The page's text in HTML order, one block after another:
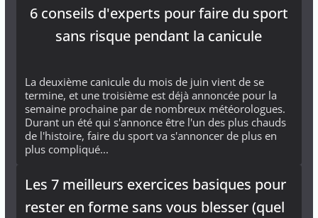
6 conseils d'experts pour faire du sport
sans risque pendant la canicule
La deuxième canicule du mois de juin vient de se
termine, et une troisième est déjà annoncée pour la
semaine prochaine par de nombreux météorologues.
Durant un été qui s'annonce être l'un des plus chauds
de l'histoire, faire du sport va s'annoncer de plus en
plus compliqué...
Les 7 meilleurs exercices basiques pour
rester en forme sans vous blesser (quel